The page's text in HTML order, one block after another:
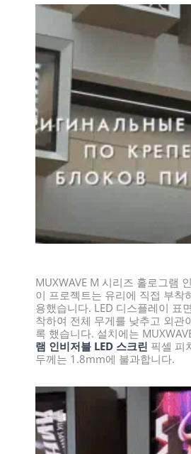
MUXWAVE M 시리즈 홀로그램
이 프로젝트는 유리에 직접 부착
용했습니다. LED 디스플레이 표
착하여 전체 무게를 낮추고 외관
록 했습니다. 설치에는
램 인비저블 LED 스크린 픽셀 피
두께는 1.8mm에 불과합니다.